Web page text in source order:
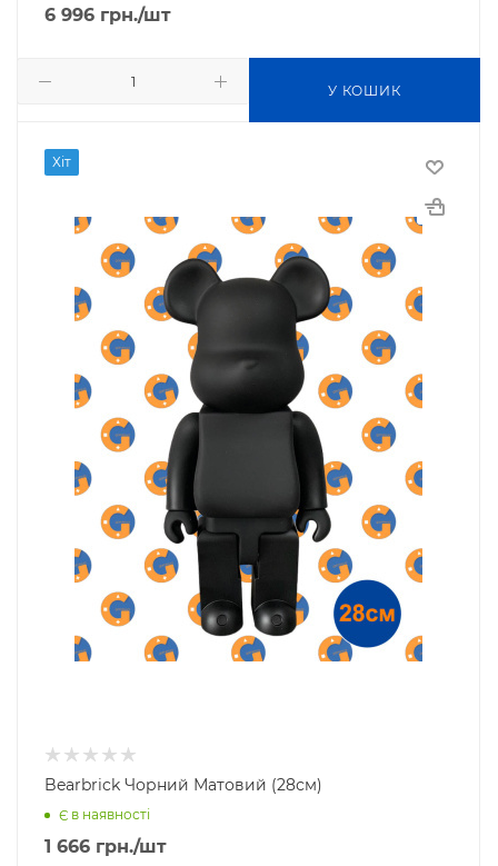
6 996 грн./шт
У КОШИК
Хіт
Bearbrick Чорний Матовий (28см)
Є в наявності
1 666 грн./шт